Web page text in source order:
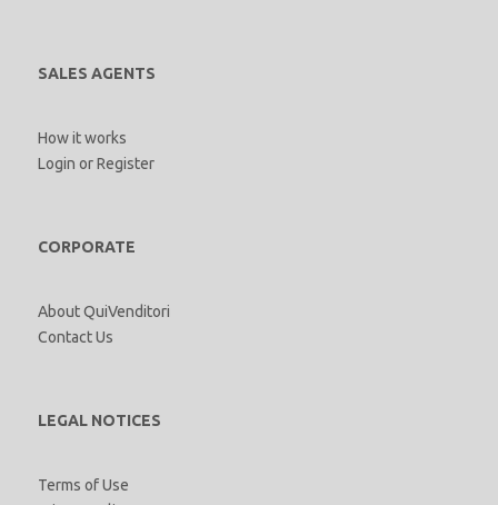
SALES AGENTS
How it works
Login orRegister
CORPORATE
About QuiVenditori
Contact Us
LEGAL NOTICES
Terms of Use